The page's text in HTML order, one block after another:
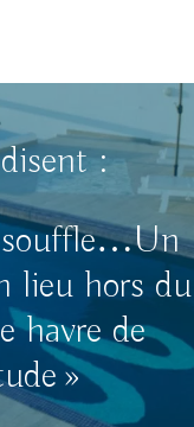
:
souffle…Un
lieu hors du
havre de
»